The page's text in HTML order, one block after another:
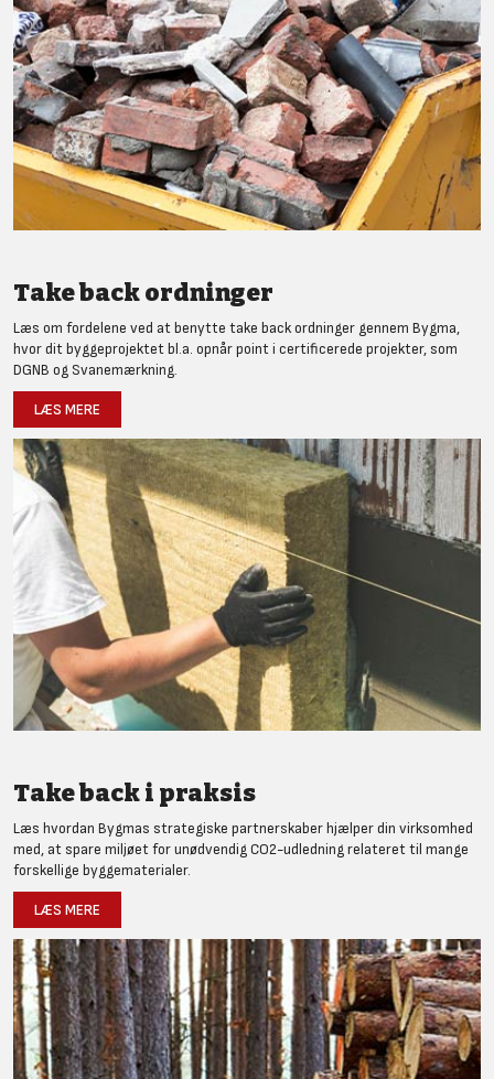
Take back ordninger
Læs om fordelene ved at benytte take back ordninger gennem Bygma,
hvor dit byggeprojektet bl.a. opnår point i certificerede projekter, som
DGNB og Svanemærkning.
LÆS MERE
Take back i praksis
Læs hvordan Bygmas strategiske partnerskaber hjælper din virksomhed
med, at spare miljøet for unødvendig CO2-udledning relateret til mange
forskellige byggematerialer.
LÆS MERE